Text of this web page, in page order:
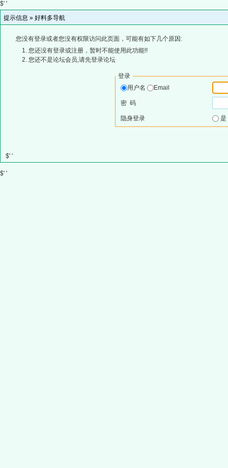
$' '
提示信息 » 好料多导航
您没有登录或者您没有权限访问此页面，可能有如下几个原因:
您还没有登录或注册，暂时不能使用此功能!!
您还不是论坛会员,请先登录论坛
登录
用户名
Email
密 码
隐身登录
$' '
$' '